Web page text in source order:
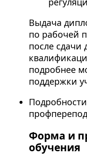
Выдача
по рабочей
после
подробнее
поддержки
Форма и
обучения